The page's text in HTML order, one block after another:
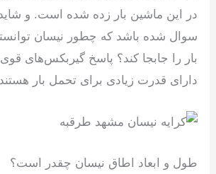
در این ماشین بار زده شده است. و
سوال شده باشد که چطور نیسان
بار را جابجا کند؟ پاسخ گیربکس‌های
دارای قدرت زیادی برای تحمل بار
طول و ابعاد اطاق نیسان چقدر است؟